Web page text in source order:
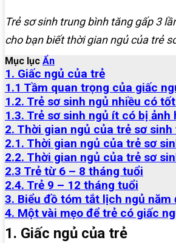
Trẻ sơ sinh trung bình tăng gấp 3
cho bạn biết thời gian ngủ của trẻ
Mục lục Ẩn
1. Giấc ngủ của trẻ
1.1 Tầm quan trọng của giấc
1.2. Trẻ sơ sinh ngủ nhiều có
1.3. Trẻ sơ sinh ngủ ít có bị ảnh
2. Thời gian ngủ của trẻ sơ
2.1. Thời gian ngủ của trẻ sơ
2.2. Thời gian ngủ của trẻ sơ
2.3 Trẻ từ 6 – 8 tháng tuổi
2.4. Trẻ 9 – 12 tháng tuổi
3. Biểu đồ tóm tắt lịch ngủ năm
4. Một vài mẹo để trẻ có giấc
1. Giấc ngủ của trẻ